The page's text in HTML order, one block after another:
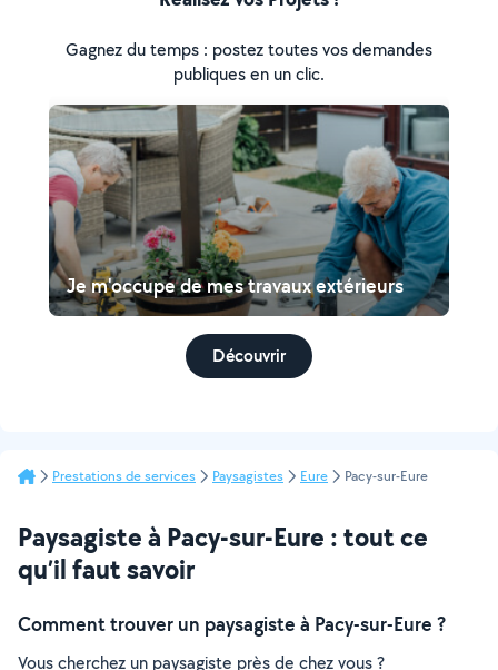
Gagnez du temps : postez toutes vos demandes
publiques en un clic.
Je m'occupe de mes travaux extérieurs
Découvrir
Prestations de services Paysagistes Eure Pacy-sur-Eure
Paysagiste à Pacy-sur-Eure : tout ce
qu’il faut savoir
Comment trouver un paysagiste à Pacy-sur-Eure ?
Vous cherchez un paysagiste près de chez vous ?